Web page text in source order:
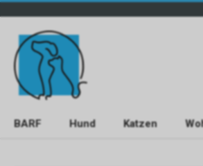
BARF Hund Katzen